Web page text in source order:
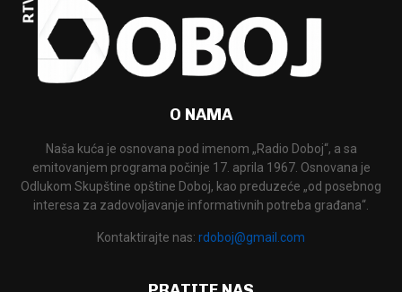
O NAMA
Naša kuća je osnovana pod imenom „Radio Doboj“, a sa
emitovanjem programa počinje 17. aprila 1967. Osnovana je
Odlukom Skupštine opštine Doboj, kao preduzeće „od posebnog
interesa za zadovoljavanje informativnih potreba građana“.
Kontaktirajte nas: rdoboj@gmail.com